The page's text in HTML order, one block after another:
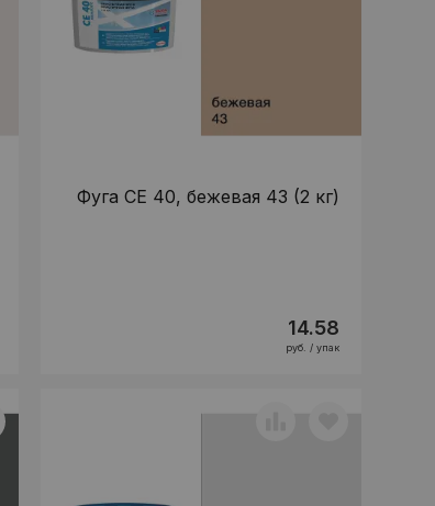
Фуга CE 40, бежевая 43 (2 кг)
14.58
руб. / упак